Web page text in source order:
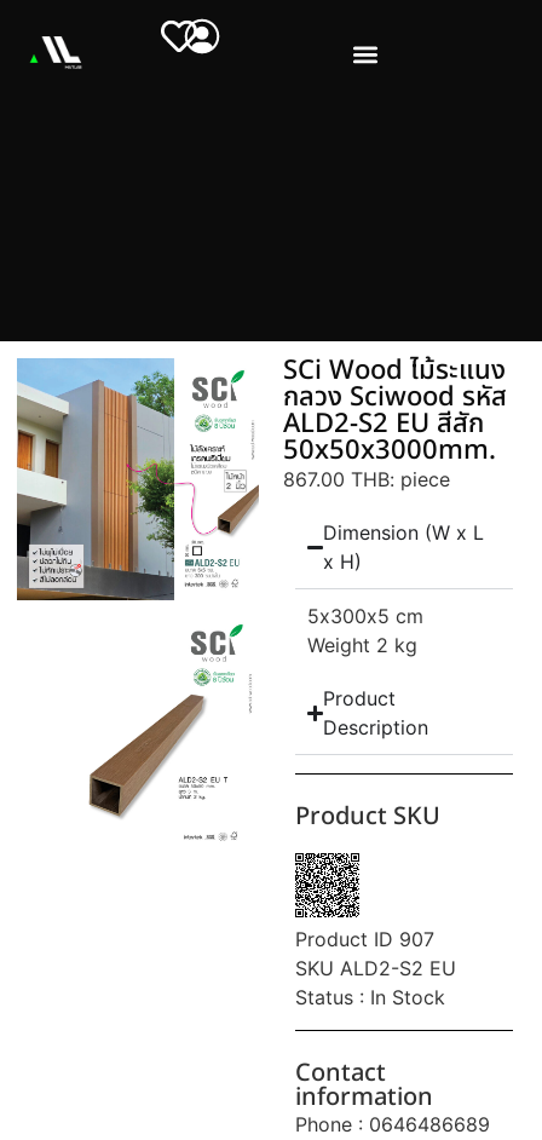
SCi Wood ไม้ระแนง
กลวง Sciwood รหัส
ALD2-S2 EU สีสัก
50x50x3000mm.
867.00 THB: piece
Dimension (W x L
x H)
5x300x5 cm
Weight 2 kg
Product
Description
Product SKU
Product ID 907
SKU ALD2-S2 EU
Status : In Stock
Contact
information
Phone : 0646486689